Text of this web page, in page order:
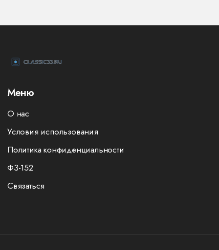
Меню
О нас
Условия использования
Политика конфиденциальности
ФЗ-152
Связаться